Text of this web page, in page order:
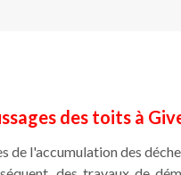
des toits à
l'accumulation des